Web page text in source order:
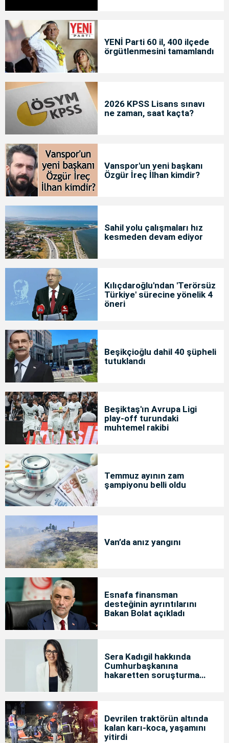
YENİ Parti 60 il, 400 ilçede
örgütlenmesini tamamlandı
2026 KPSS Lisans sınavı
ne zaman, saat kaçta?
Vanspor'un yeni başkanı
Özgür İreç İlhan kimdir?
Sahil yolu çalışmaları hız
kesmeden devam ediyor
Kılıçdaroğlu'ndan 'Terörsüz
Türkiye' sürecine yönelik 4
öneri
Beşikçioğlu dahil 40 şüpheli
tutuklandı
Beşiktaş'ın Avrupa Ligi
play-off turundaki
muhtemel rakibi
Temmuz ayının zam
şampiyonu belli oldu
Van’da anız yangını
Esnafa finansman
desteğinin ayrıntılarını
Bakan Bolat açıkladı
Sera Kadıgil hakkında
Cumhurbaşkanına
hakaretten soruşturma
Devrilen traktörün altında
kalan karı-koca, yaşamını
yitirdi